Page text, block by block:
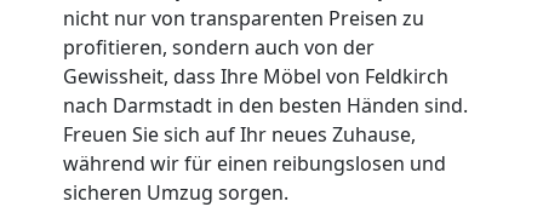
nicht nur von transparenten Preisen zu
profitieren, sondern auch von der
Gewissheit, dass Ihre Möbel von Feldkirch
nach Darmstadt in den besten Händen sind.
Freuen Sie sich auf Ihr neues Zuhause,
während wir für einen reibungslosen und
sicheren Umzug sorgen.
Feldkirch
Vereinsumzug
Feldkirch